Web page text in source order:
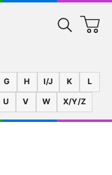
G H I/J K L
U V W X/Y/Z